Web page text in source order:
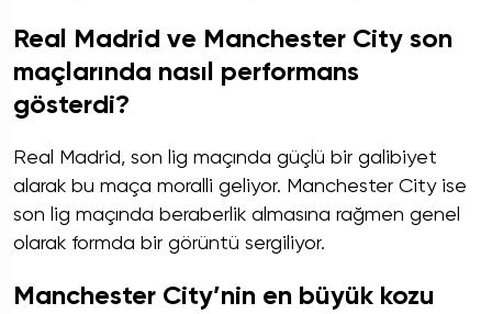
Real Madrid ve Manchester City son
maçlarında nasıl performans
gösterdi?
Real Madrid, son lig maçında güçlü bir galibiyet
alarak bu maça moralli geliyor. Manchester City ise
son lig maçında beraberlik almasına rağmen genel
olarak formda bir görüntü sergiliyor.
Manchester City’nin en büyük kozu